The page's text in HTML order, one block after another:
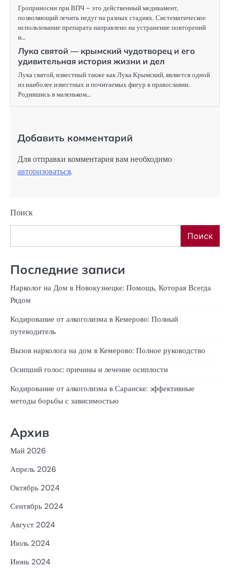
Гроприносин при ВПЧ – это действенный медикамент,
позволяющий лечить недуг на разных стадиях. Систематическое
использование препарата направлено на устранение повторений
и…
Лука святой — крымский чудотворец и его
удивительная история жизни и дел
Лука святой, известный также как Лука Крымский, является одной
из наиболее известных и почитаемых фигур в православии.
Родившись в маленьком…
Добавить комментарий
Для отправки комментария вам необходимо
авторизоваться.
Поиск
Поиск
Последние записи
Нарколог на Дом в Новокузнецке: Помощь, Которая Всегда
Рядом
Кодирование от алкоголизма в Кемерово: Полный
путеводитель
Вызов нарколога на дом в Кемерово: Полное руководство
Осипший голос: причины и лечение осиплости
Кодирование от алкоголизма в Саранске: эффективные
методы борьбы с зависимостью
Архив
Май 2026
Апрель 2026
Октябрь 2024
Сентябрь 2024
Август 2024
Июль 2024
Июнь 2024